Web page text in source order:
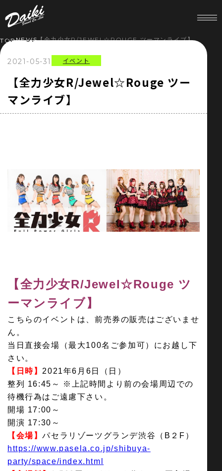
SNS
HOME
NEWS
RECRUIT
STORE
TOPNEWS【全力少女R/JEWEL☆ROUGE ツーマンライブ】
2021-05-31 イベント
【全力少女R/Jewel☆Rouge ツー
マンライブ】
【全力少女R/Jewel☆Rouge ツ
ーマンライブ】
こちらのイベントは、前売券の販売はございませ
ん。
当日直接会場（最大100名ご参加可）にお越し下
さい。
【日時】 2021年6月6日（日）
整列 16:45～
※上記時間より前の会場周辺での
待機行為はご遠慮下さい。
開場 17:00～
開演 17:30～
【会場】パセラリゾーツグランデ渋谷（B２F）
https://www.pasela.co.jp/shibuya-
party/space/index.html